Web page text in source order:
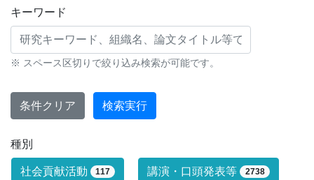
研究業績に対する検索条件
キーワード
※ スペース区切りで絞り込み検索が可能です。
条件クリア 検索実行
種別
研究業績タイプによる絞り込み条件で
社会貢献活動 117 講演・口頭発表等 2738